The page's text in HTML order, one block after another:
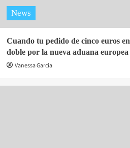
News
Cuando tu pedido de cinco euros
doble por la nueva aduana europea
Vanessa Garcia